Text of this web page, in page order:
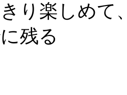
り楽しめて
残る